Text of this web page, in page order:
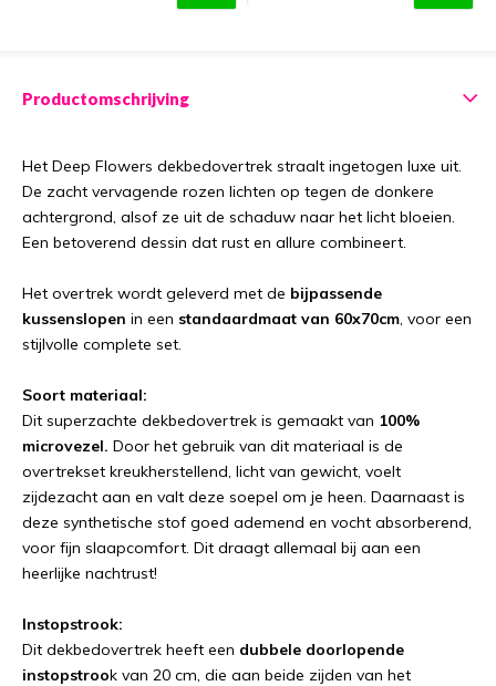
Productomschrijving
Het Deep Flowers dekbedovertrek straalt ingetogen luxe uit.
De zacht vervagende rozen lichten op tegen de donkere
achtergrond, alsof ze uit de schaduw naar het licht bloeien.
Een betoverend dessin dat rust en allure combineert.
Het overtrek wordt geleverd met de bijpassende
kussenslopen in een standaardmaat van 60x70cm , voor een
stijlvolle complete set.
Soort materiaal:
Dit superzachte dekbedovertrek is gemaakt van 100%
microvezel. Door het gebruik van dit materiaal is de
overtrekset kreukherstellend, licht van gewicht, voelt
zijdezacht aan en valt deze soepel om je heen. Daarnaast is
deze synthetische stof goed ademend en vocht absorberend,
voor fijn slaapcomfort. Dit draagt allemaal bij aan een
heerlijke nachtrust!
Instopstrook:
Dit dekbedovertrek heeft een dubbele doorlopende
instopstrook van 20 cm, die aan beide zijden van het